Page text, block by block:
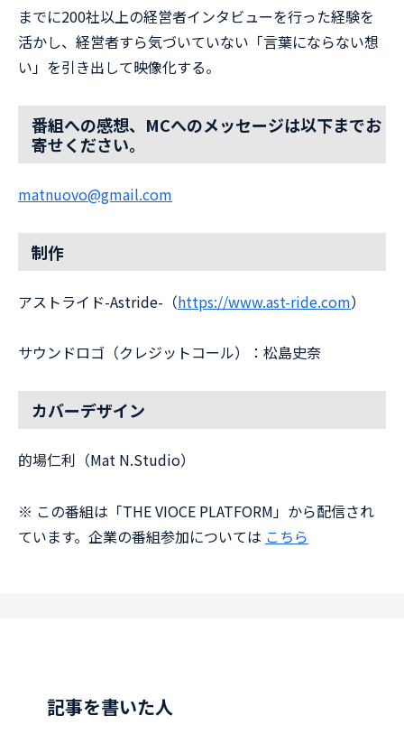
までに200社以上の経営者インタビューを行った経験を
活かし、経営者すら気づいていない「言葉にならない想
い」を引き出して映像化する。
番組への感想、MCへのメッセージは以下までお
寄せください。
matnuovo@gmail.com
制作
アストライド-Astride-（⁠https://www.ast-ride.com⁠）
サウンドロゴ（クレジットコール）：松島史奈
カバーデザイン
的場仁利（Mat N.Studio）
※ この番組は「THE VIOCE PLATFORM」から配信され
ています。企業の番組参加については こちら
記事を書いた人